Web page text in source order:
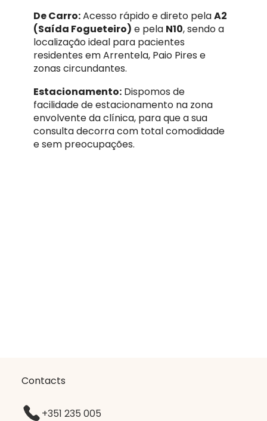
De Carro:Acesso rápido e direto pelaA2
(Saída Fogueteiro) e pela N10, sendo a
localização ideal para pacientes
residentes em Arrentela, Paio Pires e
zonas circundantes.
Estacionamento:Dispomos de
facilidade de estacionamento na zona
envolvente da clínica, para que a sua
consulta decorra com total comodidade
e sem preocupações.
Contacts
+351 235 005